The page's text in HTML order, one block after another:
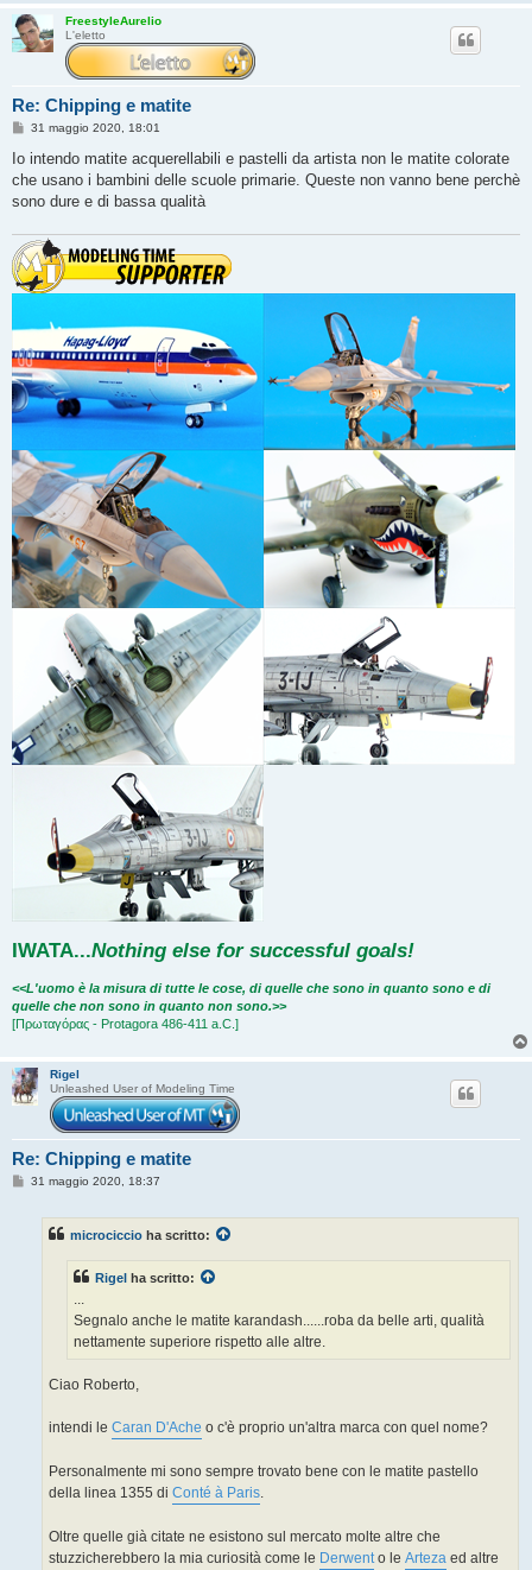
FreestyleAurelio
L'eletto
Re: Chipping e matite
M
s
a
g
o
31 maggio 2020, 18:01
Io intendo matite acquerellabili e pastelli da artista non le matite colorate
che usano i bambini delle scuole primarie. Queste non vanno bene perchè
sono dure e di bassa qualità
IWATA...Nothing else for successful goals!
<<L'uomo è la misura di tutte le cose, di quelle che sono in quanto sono e di
quelle che non sono in quanto non sono.>>
[Πρωταγόρας - Protagora 486-411 a.C.]
Rigel
Unleashed User of Modeling Time
Re: Chipping e matite
M31 maggio 2020, 18:37
microciccio ha scritto:
Rigel ha scritto:
...
Segnalo anche le matite karandash......roba da belle arti, qualità
nettamente superiore rispetto alle altre.
Ciao Roberto,
intendi le Caran D'Ache o c'è proprio un'altra marca con quel nome?
Personalmente mi sono sempre trovato bene con le matite pastello
della linea 1355 di Conté à Paris.
Oltre quelle già citate ne esistono sul mercato molte altre che
stuzzicherebbero la mia curiosità come le Derwento le Arteza ed altre